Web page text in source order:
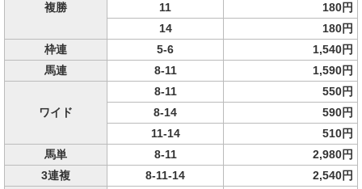
複勝
11
180円
14
180円
枠連
5-6
1,540円
馬連
8-11 1,590円
ワイド
8-11
550円
8-14
590円
11-14
510円
馬単
8-11
2,980円
3連複
8-11-14
2,540円